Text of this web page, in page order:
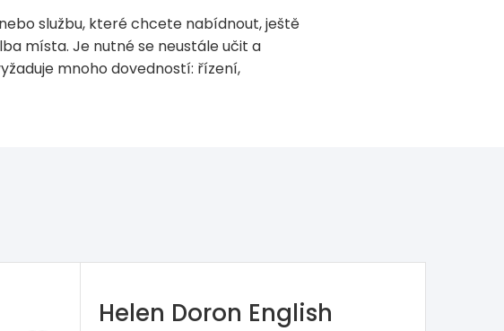
službu, které chcete nabídnout, ještě
místa. Je nutné se neustále učit a
mnoho dovedností: řízení,
Helen Doron English